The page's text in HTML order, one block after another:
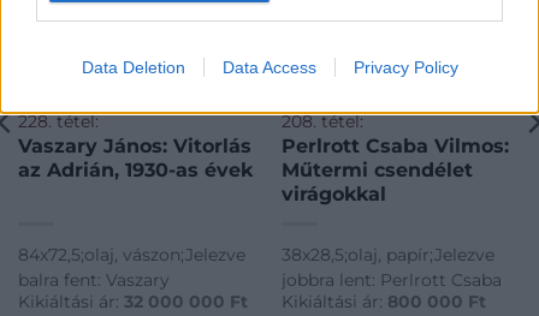
Data Deletion Data Access Privacy Policy
228. tétel:
Vaszary János: Vitorlás
az Adrián, 1930-as évek
84x72,5;olaj, vászon;Jelezve
balra fent: Vaszary
Kikiáltási ár: 32 000 000 Ft
208. tétel:
Perlrott Csaba Vilmos:
Műtermi csendélet
virágokkal
38x28,5;olaj, papír;Jelezve
jobbra lent: Perlrott Csaba
Kikiáltási ár: 800 000 Ft